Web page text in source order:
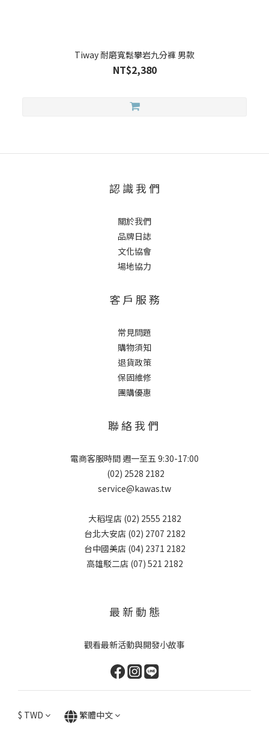
Tiway 耐磨寬鬆攀岩九分褲 男款
NT$2,380
認 識 我 們
關於我們
品牌日誌
文化協會
場地協力
客 戶 服 務
常見問題
購物須知
退貨政策
保固維修
團購優惠
聯 絡 我 們
電商客服時間 週一至五 9:30-17:00
(02) 2528 2182
service@kawas.tw
大稻埕店 (02) 2555 2182
台北大安店 (02) 2707 2182
台中國美店 (04) 2371 2182
高雄駁二店 (07) 521 2182
最 新 動 態
觀看最新活動與開發小故事
$ TWD 繁體中文